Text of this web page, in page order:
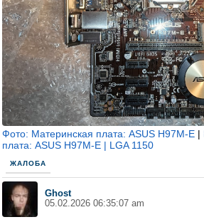
Фото: Материнская плата: ASUS H97M-E |
плата: ASUS H97M-E | LGA 1150
ЖАЛОБА
Ghost
05.02.2026 06:35:07 am